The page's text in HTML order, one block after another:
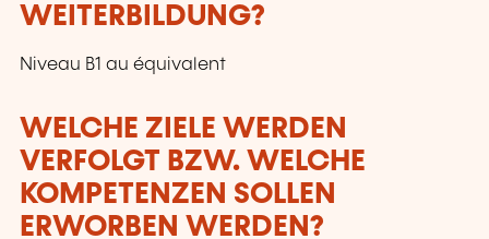
WEITERBILDUNG?
Niveau B1 au équivalent
WELCHE ZIELE WERDEN
VERFOLGT BZW. WELCHE
KOMPETENZEN SOLLEN
ERWORBEN WERDEN?